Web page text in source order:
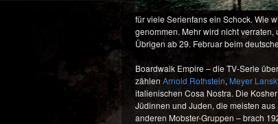
für viele Serienfans ein Schock. Wie
genommen. Mehr wird nicht
Übrigen ab 29. Februar beim
Boardwalk Empire – die TV-Serie
zählenArnold Rothstein, Meyer
italienischen Cosa Nostra. Die
Jüdinnen und Juden, die meisten
anderen Mobster-Gruppen – brach